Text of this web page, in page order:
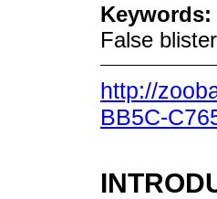
Keywords:
False
http://
BB5C-